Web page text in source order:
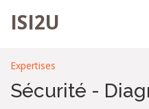
ISI2U
Expertises
Sécurité -